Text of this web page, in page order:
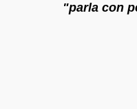
"parla con